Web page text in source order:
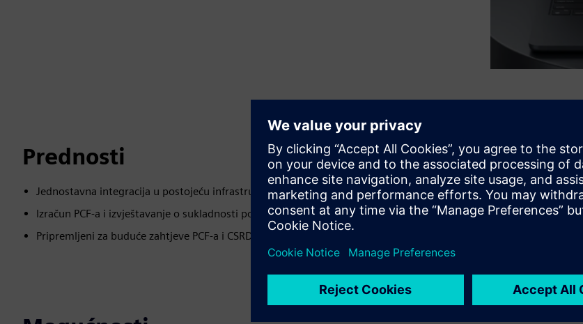
Prednosti
Jednostavna integracija u postojeću infrastrukturu
Izračun PCF-a i izvještavanje o sukladnosti podržava sukladnost.
Pripremljeni za buduće zahtjeve PCF-a i CSRD-a